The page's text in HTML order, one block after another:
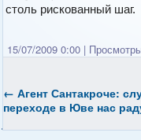
столь рискованный шаг.
15/07/2009 0:00 |
← Агент Сантакроче:
переходе в Юве нас